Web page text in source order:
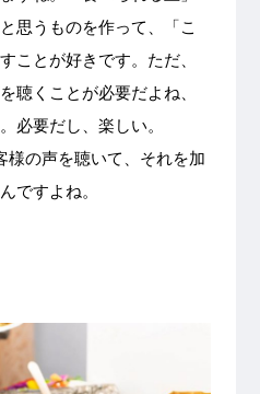
思うものを作って、「こ
ことが好きです。ただ、
聴くことが必要だよね、
必要だし、楽しい。
様の声を聴いて、それを加
ですよね。